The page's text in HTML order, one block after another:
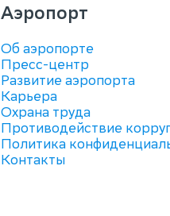
Аэропорт
Об аэропорте
Пресс-центр
Развитие аэропорта
Карьера
Охрана труда
Противодействие
Политика
Контакты